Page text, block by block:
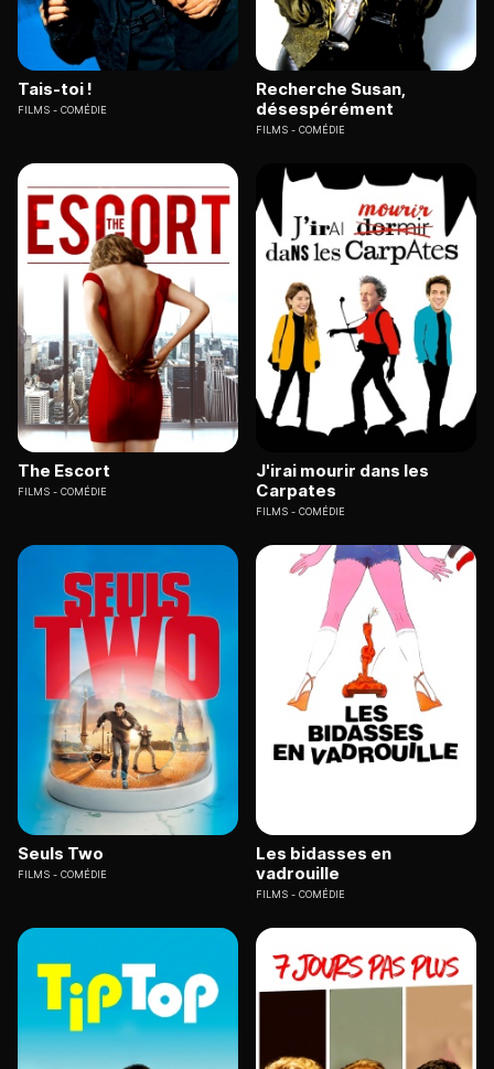
Tais-toi !
FILMS COMÉDIE
Recherche Susan,
désespérément
FILMS COMÉDIE
The Escort
FILMS COMÉDIE
J'irai mourir dans les
Carpates
FILMS COMÉDIE
Seuls Two
FILMS COMÉDIE
Les bidasses en
vadrouille
FILMS COMÉDIE